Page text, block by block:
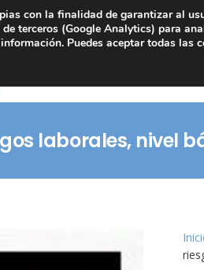
laborales, nivel
con la finalidad de garantizar al
terceros (Google Analytics) para
Puedes aceptar todas las